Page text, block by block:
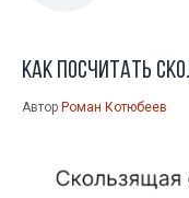
Как посчитать
Автор Роман Котюбеев